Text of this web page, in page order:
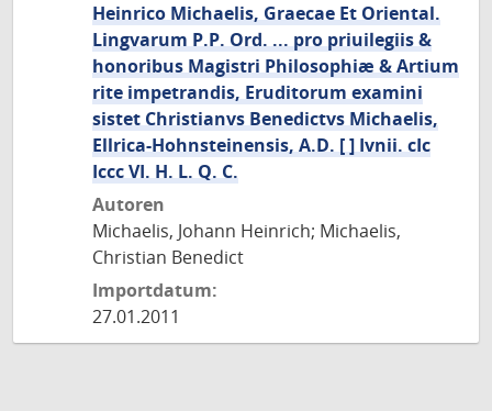
Heinrico Michaelis, Graecae Et Oriental.
Lingvarum P.P. Ord. ... pro priuilegiis &
honoribus Magistri Philosophiæ & Artium
rite impetrandis, Eruditorum examini
sistet Christianvs Benedictvs Michaelis,
Ellrica-Hohnsteinensis, A.D. [ ] Ivnii. cIc
Iccc VI. H. L. Q. C.
Autoren
Michaelis, Johann Heinrich; Michaelis,
Christian Benedict
Importdatum:
27.01.2011